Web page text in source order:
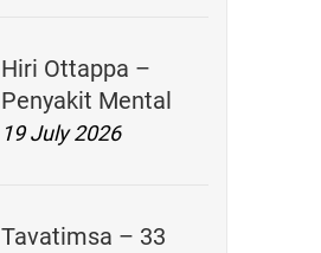
Hiri Ottappa –
Penyakit Mental
19 July 2026
Tavatimsa – 33